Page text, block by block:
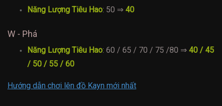
Năng Lượng Tiêu Hao: 50 ⇒ 40
W - Phá
Năng Lượng Tiêu Hao: 60 / 65 / 70 / 75 /80 ⇒ 40 / 45
/ 50 / 55 / 60
Hướng dẫn chơi lên đồ Kayn mới nhất